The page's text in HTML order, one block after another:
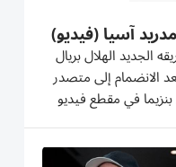
آسيا (فيديو)
الجديد الهلال بريال
الانضمام إلى متصدر
في مقطع فيديو
مدريد هنا في آسيا، كل